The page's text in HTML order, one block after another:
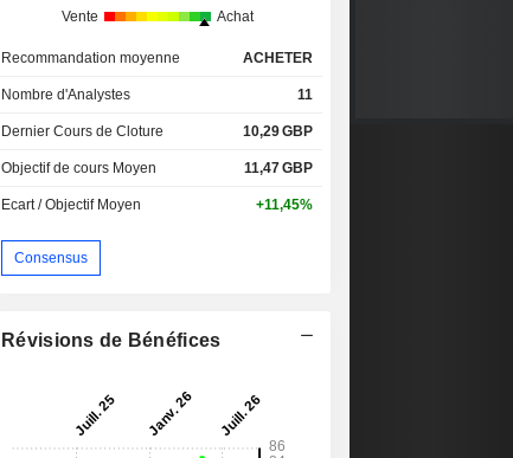
Vente Achat
Recommandation moyenne ACHETER
Nombre d'Analystes 11
Dernier Cours de Cloture 10,29GBP
Objectif de cours Moyen 11,47GBP
Ecart / Objectif Moyen +11,45%
Consensus
Révisions de Bénéfices